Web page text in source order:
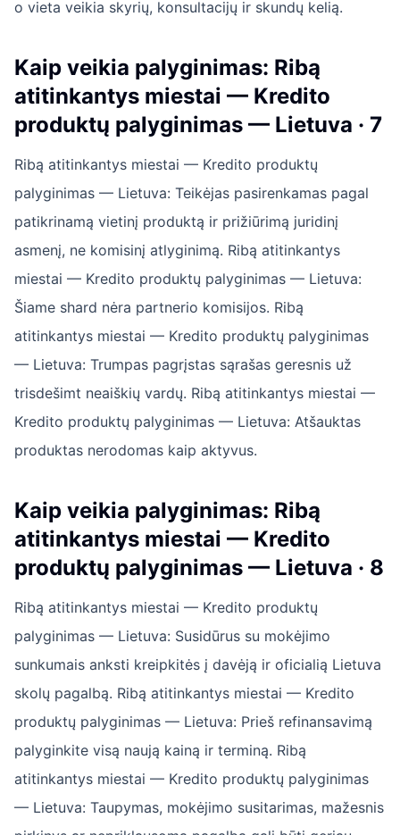
o vieta veikia skyrių, konsultacijų ir skundų kelią.
Kaip veikia palyginimas: Ribą
atitinkantys miestai — Kredito
produktų palyginimas — Lietuva · 7
Ribą atitinkantys miestai — Kredito produktų
palyginimas — Lietuva: Teikėjas pasirenkamas pagal
patikrinamą vietinį produktą ir prižiūrimą juridinį
asmenį, ne komisinį atlyginimą. Ribą atitinkantys
miestai — Kredito produktų palyginimas — Lietuva:
Šiame shard nėra partnerio komisijos. Ribą
atitinkantys miestai — Kredito produktų palyginimas
— Lietuva: Trumpas pagrįstas sąrašas geresnis už
trisdešimt neaiškių vardų. Ribą atitinkantys miestai —
Kredito produktų palyginimas — Lietuva: Atšauktas
produktas nerodomas kaip aktyvus.
Kaip veikia palyginimas: Ribą
atitinkantys miestai — Kredito
produktų palyginimas — Lietuva · 8
Ribą atitinkantys miestai — Kredito produktų
palyginimas — Lietuva: Susidūrus su mokėjimo
sunkumais anksti kreipkitės į davėją ir oficialią Lietuva
skolų pagalbą. Ribą atitinkantys miestai — Kredito
produktų palyginimas — Lietuva: Prieš refinansavimą
palyginkite visą naują kainą ir terminą. Ribą
atitinkantys miestai — Kredito produktų palyginimas
— Lietuva: Taupymas, mokėjimo susitarimas, mažesnis